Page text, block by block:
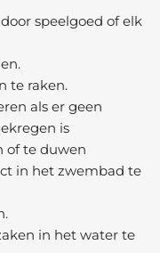
speelgoed of elk
te raken.
als er geen
is
of te duwen
in het zwembad te
in het water te